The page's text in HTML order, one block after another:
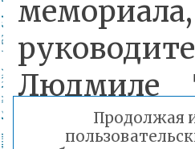
Людмиле
Продолжая